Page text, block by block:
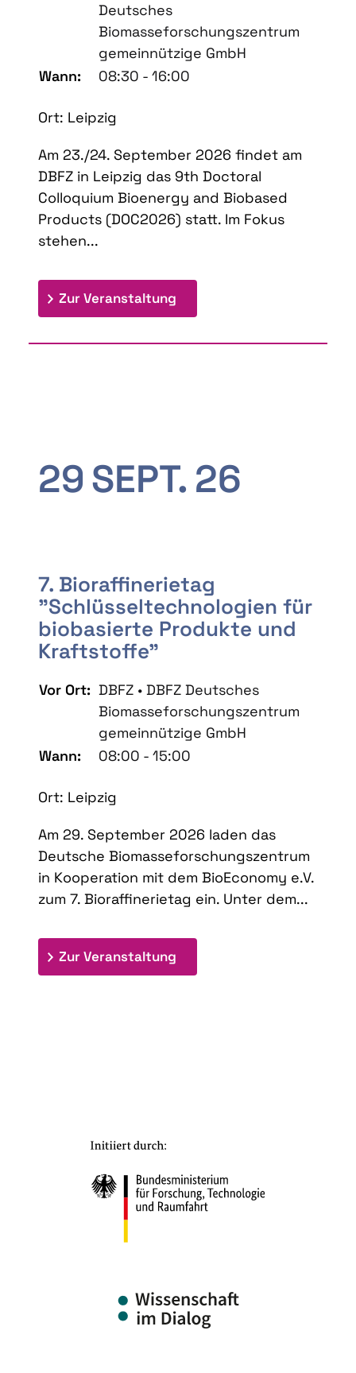
Deutsches
Biomasseforschungszentrum
gemeinnützige GmbH
Wann:
08:30 - 16:00
Ort: Leipzig
Am 23./24. September 2026 findet am
DBFZ in Leipzig das 9th Doctoral
Colloquium Bioenergy and Biobased
Products (DOC2026) statt. Im Fokus
stehen...
Zur Veranstaltung
29SEPT. 26
7. Bioraffinerietag
"Schlüsseltechnologien für
biobasierte Produkte und
Kraftstoffe"
Vor Ort: DBFZ • DBFZ Deutsches
Biomasseforschungszentrum
gemeinnützige GmbH
Wann:
08:00 - 15:00
Ort: Leipzig
Am 29. September 2026 laden das
Deutsche Biomasseforschungszentrum
in Kooperation mit dem BioEconomy e.V.
zum 7. Bioraffinerietag ein. Unter dem...
Zur Veranstaltung